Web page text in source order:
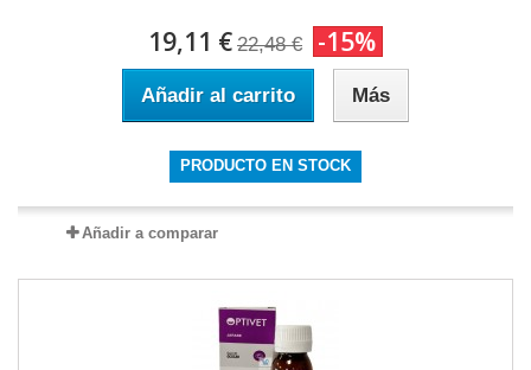
19,11 € 22,48 € -15%
Añadir al carrito Más
PRODUCTO EN STOCK
Añadir a comparar